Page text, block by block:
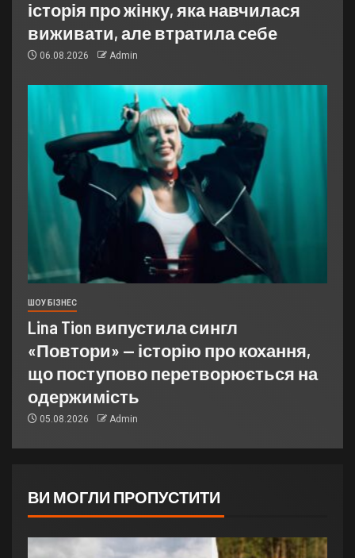
історія про жінку, яка навчилася
виживати, але втратила себе
06.08.2026 Admin
ШОУ БІЗНЕС
Lina Tion випустила сингл
«Повтори» — історію про кохання,
що поступово перетворюється на
одержимість
05.08.2026 Admin
ВИ МОГЛИ ПРОПУСТИТИ